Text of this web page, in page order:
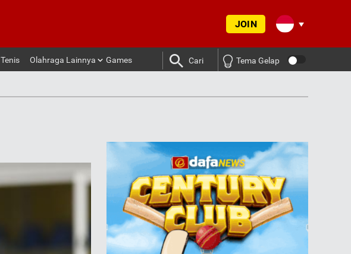
JOIN
Tenis Olahraga Lainnya Games Cari Tema Gelap